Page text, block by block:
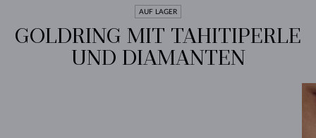
AUF LAGER
GOLDRING MIT TAHITIPERLE
UND DIAMANTEN